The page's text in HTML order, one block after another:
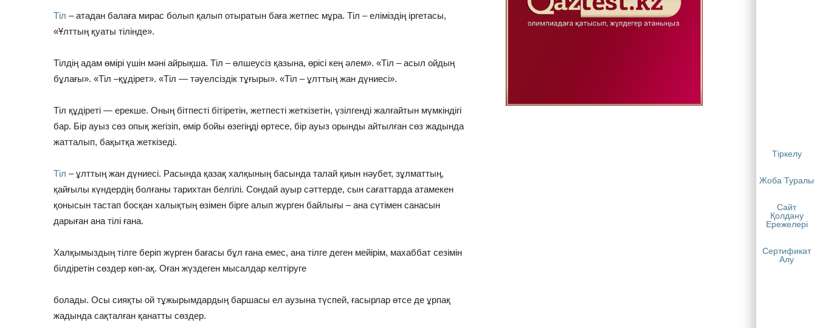
Тіркелу
Жоба Туралы
Сайт
Қолдану
Ережелері
Сертификат
Алу
Тіл – атадан балаға мирас болып қалып отыратын баға жетпес мұра. Тіл – еліміздің іргетасы,
«Ұлттың қуаты тілінде».
Тілдің адам өмірі үшін мәні айрықша. Тіл – өлшеусіз қазына, өрісі кең әлем». «Тіл – асыл ойдың
бұлағы». «Тіл –құдірет». «Тіл — тәуелсіздік тұғыры». «Тіл – ұлттың жан дүниесі».
Тіл құдіреті — ерекше. Оның бітпесті бітіретін, жетпесті жеткізетін, үзілгенді жалғайтын мүмкіндігі
бар. Бір ауыз сөз опық жегізіп, өмір бойы өзегіңді өртесе, бір ауыз орынды айтылған сөз жадында
жатталып, бақытқа жеткізеді.
Тіл – ұлттың жан дүниесі. Расында қазақ халқының басында талай қиын нәубет, зұлматтың,
қайғылы күндердің болғаны тарихтан белгілі. Сондай ауыр сәттерде, сын сағаттарда атамекен
қонысын тастап босқан халықтың өзімен бірге алып жүрген байлығы – ана сүтімен санасын
дарыған ана тілі ғана.
Халқымыздың тілге беріп жүрген бағасы бұл ғана емес, ана тілге деген мейірім, махаббат сезімін
білдіретін сөздер көп-ақ. Оған жүздеген мысалдар келтіруге
болады. Осы сияқты ой тұжырымдардың баршасы ел аузына түспей, ғасырлар өтсе де ұрпақ
жадында сақталған қанатты сөздер.